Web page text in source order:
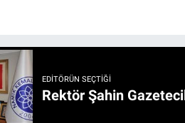
EDITÖRÜN SEÇTIĞI
Rektör Şahin